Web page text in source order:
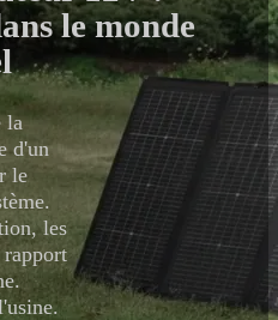
le monde
la
d'un
le
les